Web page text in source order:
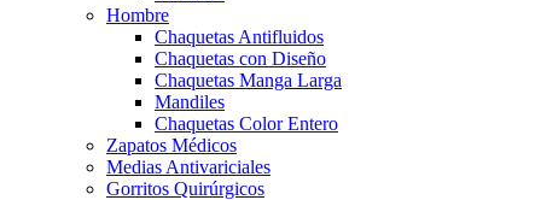
Hombre
Chaquetas Antifluidos
Chaquetas con Diseño
Chaquetas Manga Larga
Mandiles
Chaquetas Color Entero
Zapatos Médicos
Medias Antivariciales
Gorritos Quirúrgicos